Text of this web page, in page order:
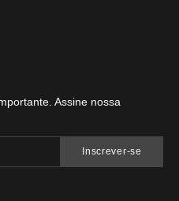
Assine nossa
Inscrever-se